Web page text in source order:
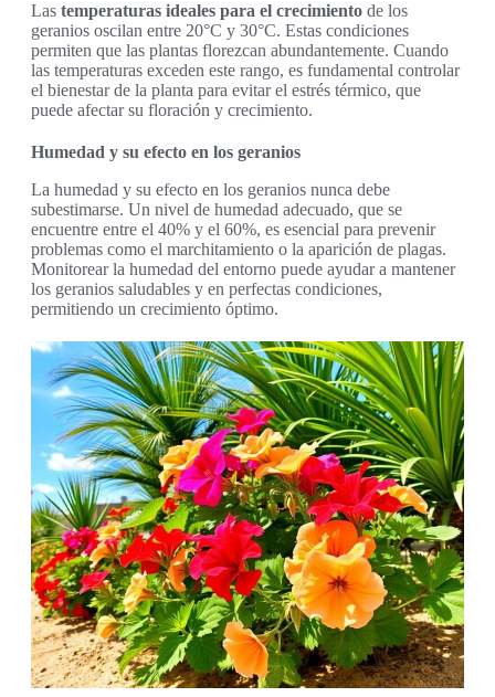
Las temperaturas ideales para el crecimiento de los
geranios oscilan entre 20°C y 30°C. Estas condiciones
permiten que las plantas florezcan abundantemente. Cuando
las temperaturas exceden este rango, es fundamental controlar
el bienestar de la planta para evitar el estrés térmico, que
puede afectar su floración y crecimiento.
Humedad y su efecto en los geranios
La humedad y su efecto en los geranios nunca debe
subestimarse. Un nivel de humedad adecuado, que se
encuentre entre el 40% y el 60%, es esencial para prevenir
problemas como el marchitamiento o la aparición de plagas.
Monitorear la humedad del entorno puede ayudar a mantener
los geranios saludables y en perfectas condiciones,
permitiendo un crecimiento óptimo.